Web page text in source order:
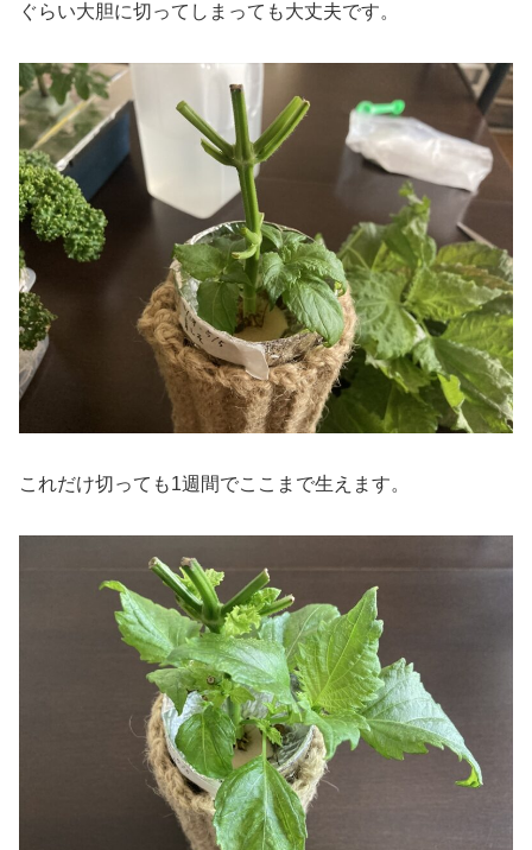
ぐらい大胆に切ってしまっても大丈夫です。
これだけ切っても1週間でここまで生えます。